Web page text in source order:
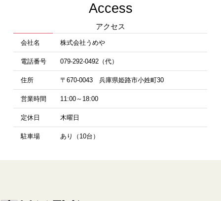
Access
アクセス
会社名 株式会社うめや
電話番号 079-292-0492（代）
住所 〒670-0043 兵庫県姫路市小姓町30
営業時間 11:00～18:00
定休日 木曜日
駐車場 あり（10台）